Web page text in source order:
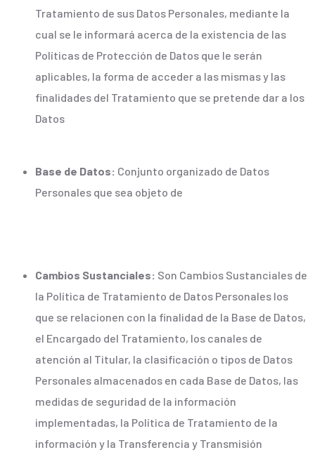
Tratamiento de sus Datos Personales, mediante la
cual se le informará acerca de la existencia de las
Políticas de Protección de Datos que le serán
aplicables, la forma de acceder a las mismas y las
finalidades del Tratamiento que se pretende dar a los
Datos
Base de Datos: Conjunto organizado de Datos
Personales que sea objeto de
Cambios Sustanciales: Son Cambios Sustanciales de
la Política de Tratamiento de Datos Personales los
que se relacionen con la finalidad de la Base de Datos,
el Encargado del Tratamiento, los canales de
atención al Titular, la clasificación o tipos de Datos
Personales almacenados en cada Base de Datos, las
medidas de seguridad de la información
implementadas, la Política de Tratamiento de la
información y la Transferencia y Transmisión